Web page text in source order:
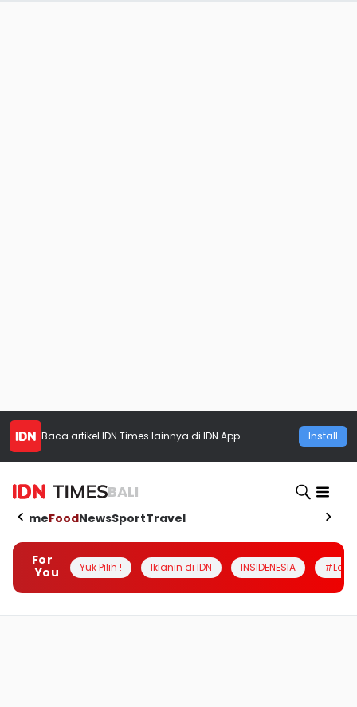
Baca artikel IDN Times lainnya di IDN App Install
BALI
HomeFoodNewsSportTravel
For
You
Yuk Pilih ! Iklanin di IDN INSIDENESIA